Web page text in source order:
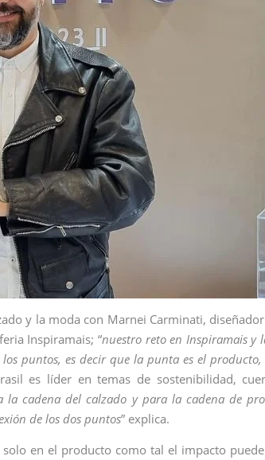
y la moda con Marnei Carminati,
Inspiramais; “nuestro reto en Inspiramais y
puntos, es decir que la punta es el
es líder en temas de sostenibilidad,
la cadena del calzado y para la cadena de
de los dos puntos” explica.
en el producto como tal el impacto